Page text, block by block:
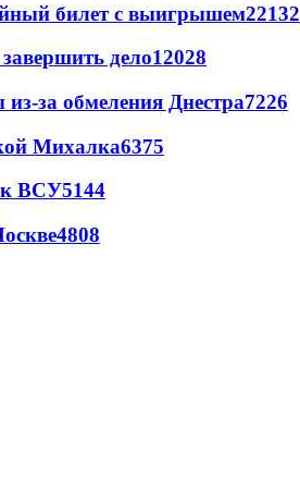
билет с выигрышем22132
дело12028
из-за обмеления Днестра7226
Михалка6375
ВСУ5144
4808